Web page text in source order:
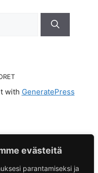
evästeitä
parantamiseksi ja
with GeneratePress